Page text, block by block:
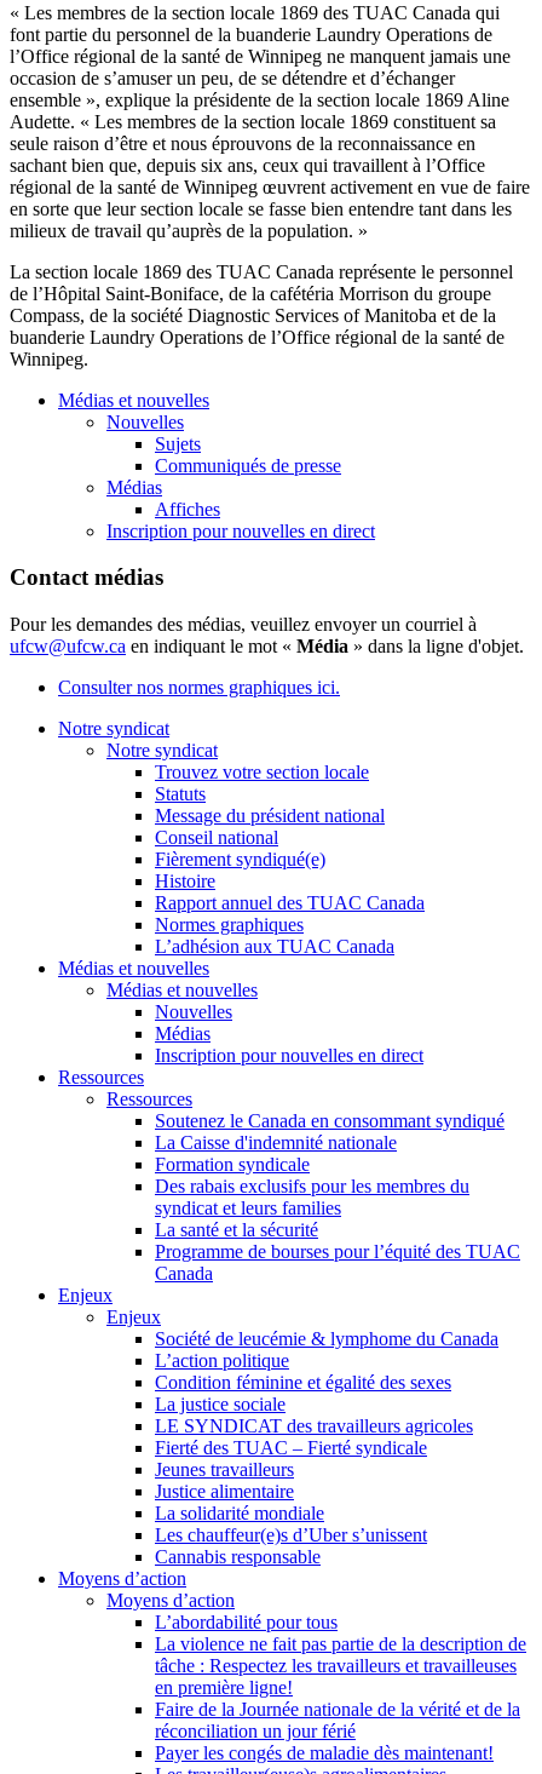
« Les membres de la section locale 1869 des TUAC Canada qui
font partie du personnel de la buanderie Laundry Operations de
l’Office régional de la santé de Winnipeg ne manquent jamais une
occasion de s’amuser un peu, de se détendre et d’échanger
ensemble », explique la présidente de la section locale 1869 Aline
Audette. « Les membres de la section locale 1869 constituent sa
seule raison d’être et nous éprouvons de la reconnaissance en
sachant bien que, depuis six ans, ceux qui travaillent à l’Office
régional de la santé de Winnipeg œuvrent activement en vue de faire
en sorte que leur section locale se fasse bien entendre tant dans les
milieux de travail qu’auprès de la population. »
La section locale 1869 des TUAC Canada représente le personnel
de l’Hôpital Saint-Boniface, de la cafétéria Morrison du groupe
Compass, de la société Diagnostic Services of Manitoba et de la
buanderie Laundry Operations de l’Office régional de la santé de
Winnipeg.
Médias et nouvelles
Nouvelles
Sujets
Communiqués de presse
Médias
Affiches
Inscription pour nouvelles en direct
Contact médias
Pour les demandes des médias, veuillez envoyer un courriel à
ufcw@ufcw.ca en indiquant le mot « Média » dans la ligne d'objet.
Consulter nos normes graphiques ici.
Notre syndicat
Notre syndicat
Trouvez votre section locale
Statuts
Message du président national
Conseil national
Fièrement syndiqué(e)
Histoire
Rapport annuel des TUAC Canada
Normes graphiques
L’adhésion aux TUAC Canada
Médias et nouvelles
Médias et nouvelles
Nouvelles
Médias
Inscription pour nouvelles en direct
Ressources
Ressources
Soutenez le Canada en consommant syndiqué
La Caisse d'indemnité nationale
Formation syndicale
Des rabais exclusifs pour les membres du
syndicat et leurs families
La santé et la sécurité
Programme de bourses pour l’équité des TUAC
Canada
Enjeux
Enjeux
Société de leucémie & lymphome du Canada
L’action politique
Condition féminine et égalité des sexes
La justice sociale
LE SYNDICAT des travailleurs agricoles
Fierté des TUAC – Fierté syndicale
Jeunes travailleurs
Justice alimentaire
La solidarité mondiale
Les chauffeur(e)s d’Uber s’unissent
Cannabis responsable
Moyens d’action
Moyens d’action
L’abordabilité pour tous
La violence ne fait pas partie de la description de
tâche : Respectez les travailleurs et travailleuses
en première ligne!
Faire de la Journée nationale de la vérité et de la
réconciliation un jour férié
Payer les congés de maladie dès maintenant!